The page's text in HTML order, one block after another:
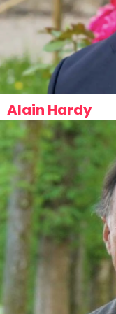
Alain Hardy